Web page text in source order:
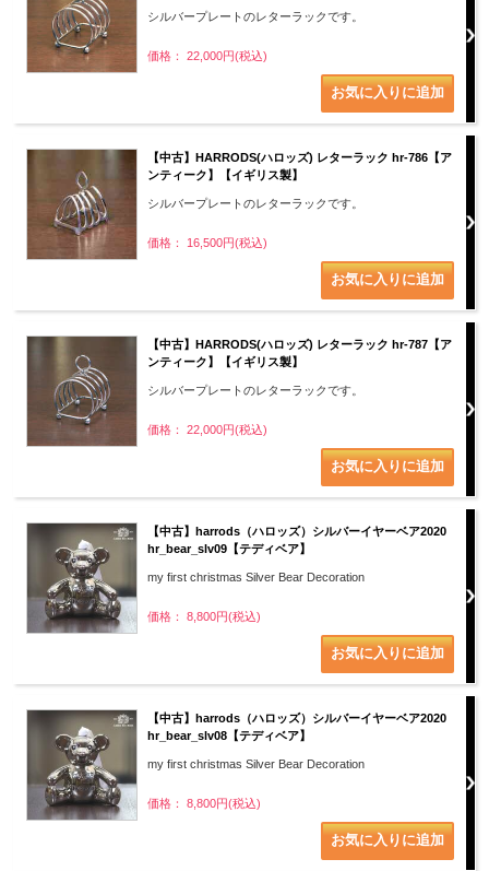
シルバープレートのレターラックです。
価格： 22,000円(税込)
【中古】HARRODS(ハロッズ) レターラック hr-786【ア
ンティーク】【イギリス製】
シルバープレートのレターラックです。
価格： 16,500円(税込)
【中古】HARRODS(ハロッズ) レターラック hr-787【ア
ンティーク】【イギリス製】
シルバープレートのレターラックです。
価格： 22,000円(税込)
【中古】harrods（ハロッズ）シルバーイヤーベア2020
hr_bear_slv09【テディベア】
my first christmas Silver Bear Decoration
価格： 8,800円(税込)
【中古】harrods（ハロッズ）シルバーイヤーベア2020
hr_bear_slv08【テディベア】
my first christmas Silver Bear Decoration
価格： 8,800円(税込)